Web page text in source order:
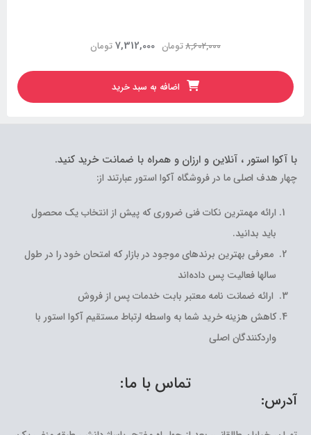
تومان8,602,000 تومان7,312,000
اضافه به سبد خرید
با آکوا استور ، آنلاین و ارزان و همراه با ضمانت خرید کنید.
چهار هدف اصلی ما در فروشگاه آکوا استور عبارتند از:
ارائه مهمترین نکات فنی ضروری که پیش از انتخاب یک محصول
باید بدانید.
معرفی بهترین برندهای موجود در بازار که امتحان خود را در طول
سالها فعالیت پس داده‌اند
ارائه ضمانت نامه معتبر بابت خدمات پس از فروش
کاهش هزینه خرید شما به واسطه ارتباط مستقیم آکوا استور با
واردکنندگان اصلی
تماس با ما:
آدرس: